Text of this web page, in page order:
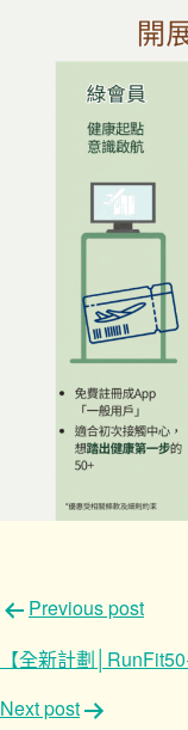
文
章
導
覽
Previous post
【全新計劃
Next post